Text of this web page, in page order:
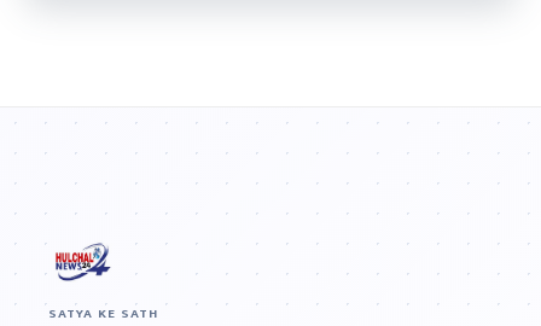
SATYA KE SATH